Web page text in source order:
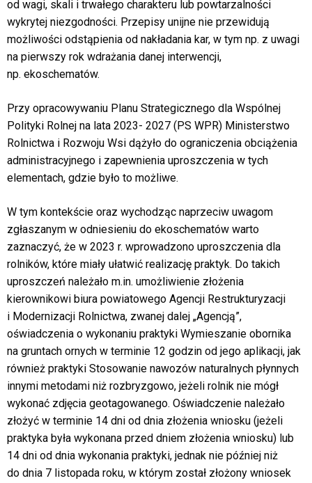
od wagi, skali i trwałego charakteru lub powtarzalności
wykrytej niezgodności. Przepisy unijne nie przewidują
możliwości odstąpienia od nakładania kar, w tym np. z uwagi
na pierwszy rok wdrażania danej interwencji,
np. ekoschematów.
Przy opracowywaniu Planu Strategicznego dla Wspólnej
Polityki Rolnej na lata 2023- 2027 (PS WPR) Ministerstwo
Rolnictwa i Rozwoju Wsi dążyło do ograniczenia obciążenia
administracyjnego i zapewnienia uproszczenia w tych
elementach, gdzie było to możliwe.
W tym kontekście oraz wychodząc naprzeciw uwagom
zgłaszanym w odniesieniu do ekoschematów warto
zaznaczyć, że w 2023 r. wprowadzono uproszczenia dla
rolników, które miały ułatwić realizację praktyk. Do takich
uproszczeń należało m.in. umożliwienie złożenia
kierownikowi biura powiatowego Agencji Restrukturyzacji
i Modernizacji Rolnictwa, zwanej dalej „Agencją”,
oświadczenia o wykonaniu praktyki Wymieszanie obornika
na gruntach ornych w terminie 12 godzin od jego aplikacji, jak
również praktyki Stosowanie nawozów naturalnych płynnych
innymi metodami niż rozbryzgowo, jeżeli rolnik nie mógł
wykonać zdjęcia geotagowanego. Oświadczenie należało
złożyć w terminie 14 dni od dnia złożenia wniosku (jeżeli
praktyka była wykonana przed dniem złożenia wniosku) lub
14 dni od dnia wykonania praktyki, jednak nie później niż
do dnia 7 listopada roku, w którym został złożony wniosek